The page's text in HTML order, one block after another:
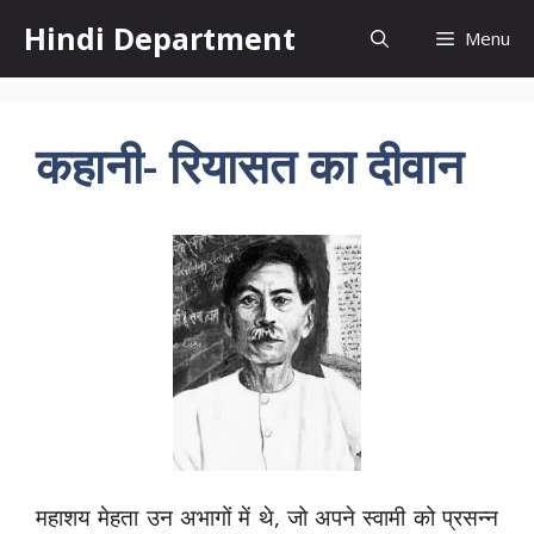
content
Hindi Department Menu
कहानी- रियासत का दीवान
महाशय मेहता उन अभागों में थे, जो अपने स्वामी को प्रसन्न